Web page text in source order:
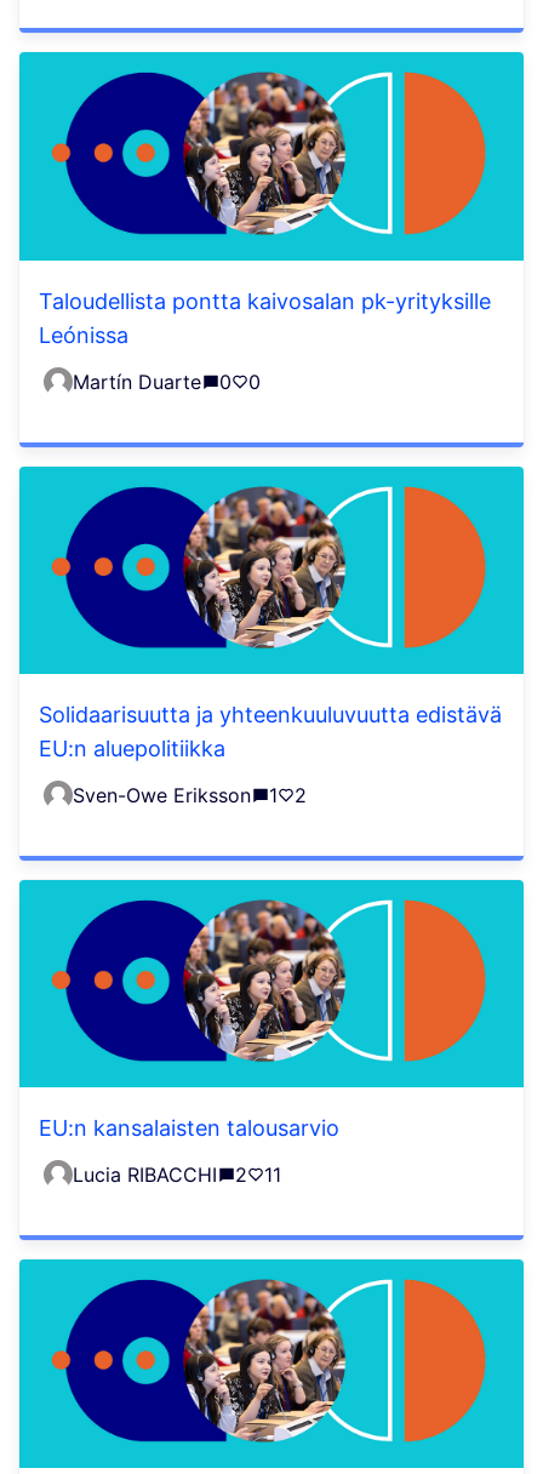
Taloudellista pontta kaivosalan pk-yrityksille
Leónissa
Martín Duarte 0 0
Solidaarisuutta ja yhteenkuuluvuutta edistävä
EU:n aluepolitiikka
Sven-Owe Eriksson 1 2
EU:n kansalaisten talousarvio
Lucia RIBACCHI 2 11